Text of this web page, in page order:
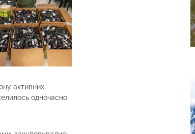
активних
одночасно